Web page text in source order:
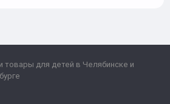
товары для детей в Челябинске и